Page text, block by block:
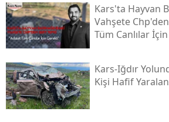
Kars'ta Hayvan
Vahşete
Tüm Canlılar
Kars-Iğdır
Kişi Hafif